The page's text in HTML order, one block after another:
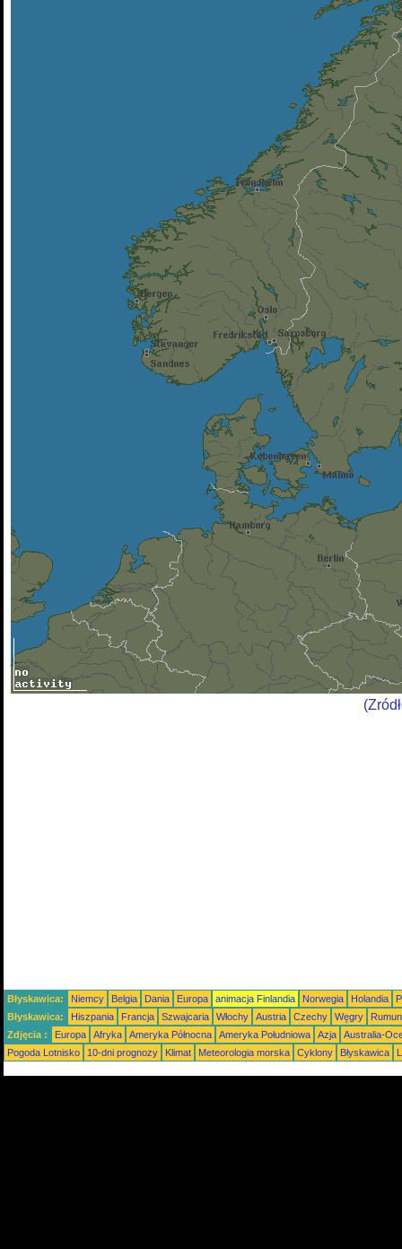
Błyskawica: Niemcy Belgia Dania Europa animacja Finlandia Norwegia Holandia
Błyskawica:
Hiszpania Francja Szwajcaria Włochy Austria Czechy Węgry
Zdjęcia :
Europa Afryka Ameryka Północna Ameryka Południowa Azja
Australia-
Pogoda Lotnisko
10-dni prognozy Klimat Meteorologia morska Cyklony Błyskawica